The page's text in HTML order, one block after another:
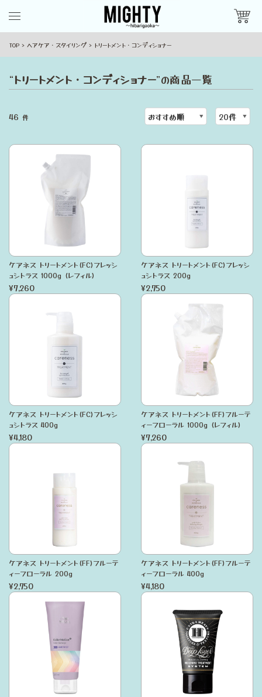
TOP ヘアケア・スタイリング トリートメント・コンディショナー
“トリートメント・コンディショナー”の商品一覧
46 件
ケアネス トリートメント(FC)フレッシ
ュシトラス 1000g (レフィル)
¥7,260
ケアネス トリートメント(FC)フレッシ
ュシトラス 200g
¥2,750
ケアネス トリートメント(FC)フレッシ
ュシトラス 400g
¥4,180
ケアネス トリートメント(FF)フルーテ
ィーフローラル 1000g (レフィル)
¥7,260
ケアネス トリートメント(FF)フルーテ
ィーフローラル 200g
¥2,750
ケアネス トリートメント(FF)フルーテ
ィーフローラル 400g
¥4,180